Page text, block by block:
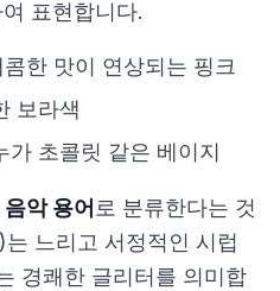
표현합니다.
콤한 맛이 연상되는 핑크
보라색
가 초콜릿 같은 베이지
음악 용어 로 분류한다는 것
느리고 서정적인 시럽
경쾌한 글리터를 의미합